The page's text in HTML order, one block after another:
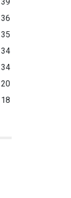
39
36
35
34
34
20
18